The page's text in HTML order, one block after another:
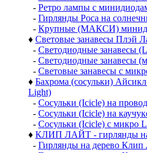
- Ретро лампы с
- Гирлянды Роса на
- Крупные (МАКСИ)
♦ Световые занавесы Плэй
- Светодиодные занавесы
- Светодиодные занавесы
- Световые занавесы с
♦ Бахрома (сосульки)
Light)
- Сосульки (Icicle) на
- Сосульки (Icicle) на
- Сосульки (Icicle) с микро
♦ КЛИП ЛАЙТ - гирлянды на
- Гирлянды на дерево